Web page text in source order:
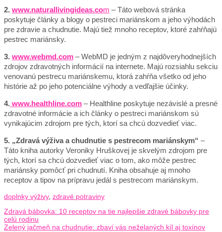
2. www.naturallivingideas.com – Táto webová stránka
poskytuje články a blogy o pestreci mariánskom a jeho výhodách
pre zdravie a chudnutie. Majú tiež mnoho receptov, ktoré zahŕňajú
pestrec mariánsky.
3. www.webmd.com – WebMD je jedným z najdôveryhodnejších
zdrojov zdravotných informácií na internete. Majú rozsiahlu sekciu
venovanú pestrecu mariánskemu, ktorá zahŕňa všetko od jeho
histórie až po jeho potenciálne výhody a vedľajšie účinky.
4. www.healthline.com – Healthline poskytuje nezávislé a presné
zdravotné informácie a ich články o pestreci mariánskom sú
vynikajúcim zdrojom pre tých, ktorí sa chcú dozvedieť viac.
5. „Zdravá výživa a chudnutie s pestrecom mariánskym“ –
Táto kniha autorky Veroniky Hruškovej je skvelým zdrojom pre
tých, ktorí sa chcú dozvedieť viac o tom, ako môže pestrec
mariánsky pomôcť pri chudnutí. Kniha obsahuje aj mnoho
receptov a tipov na prípravu jedál s pestrecom mariánskym.
doplnky výživy, zdravé potraviny
Zdravá bábovka: 10 receptov na tie najlepšie zdravé bábovky pre
celú rodinu
Zelený jačmeň na chudnutie: zbaví vás neželaných kíl aj toxínov